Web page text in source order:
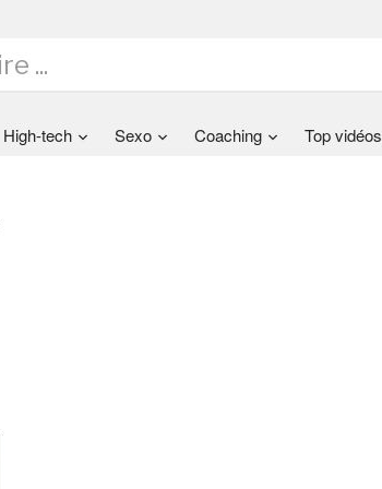
High-tech Sexo Coaching Top vidéos